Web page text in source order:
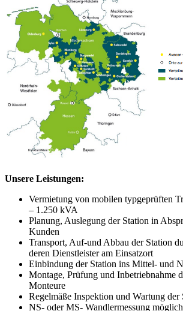
Unsere Leistungen:
Vermietung von mobilen typgeprüften
– 1.250 kVA
Planung, Auslegung der Station in
Kunden
Transport, Auf-und Abbau der Station
deren Dienstleister am Einsatzort
Einbindung der Station ins Mittel- und
Montage, Prüfung und Inbetriebnahme
Monteure
Regelmäße Inspektion und Wartung der
NS- oder MS- Wandlermessung möglich